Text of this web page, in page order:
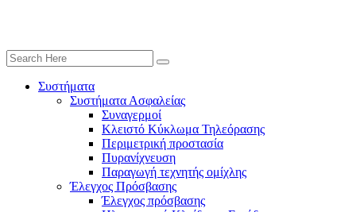
Συστήματα
Συστήματα Ασφαλείας
Συναγερμοί
Κλειστό Κύκλωμα Τηλεόρασης
Περιμετρική προστασία
Πυρανίχνευση
Παραγωγή τεχνητής ομίχλης
Έλεγχος Πρόσβασης
Έλεγχος πρόσβασης